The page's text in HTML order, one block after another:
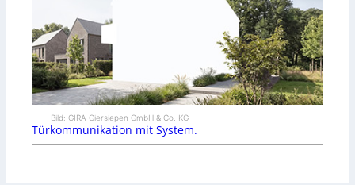
Bild: GIRA Giersiepen GmbH & Co. KG
Türkommunikation mit System.